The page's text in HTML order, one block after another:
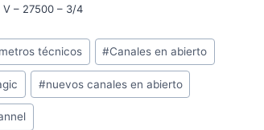
V – 27500 – 3/4
técnicos #Canales en abierto
#nuevos canales en abierto